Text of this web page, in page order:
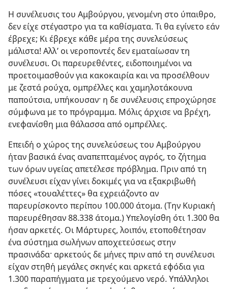
Η συνέλευσις του Αμβούργου, γενομένη στο ύπαιθρο,
δεν είχε στέγαστρο για τα καθίσματα. Τι θα εγίνετο εάν
έβρεχε; Κι έβρεχε κάθε μέρα της συνελεύσεως
μάλιστα! Αλλ’ οι νεροποντές δεν εματαίωσαν τη
συνέλευσι. Οι παρευρεθέντες, ειδοποιημένοι να
προετοιμασθούν για κακοκαιρία και να προσέλθουν
με ζεστά ρούχα, ομπρέλλες και χαμηλοτάκουνα
παπούτσια, υπήκουσαν· η δε συνέλευσις επροχώρησε
σύμφωνα με το πρόγραμμα. Μόλις άρχισε να βρέχη,
ενεφανίσθη μια θάλασσα από ομπρέλλες.
Επειδή ο χώρος της συνελεύσεως του Αμβούργου
ήταν βασικά ένας αναπεπταμένος αγρός, το ζήτημα
των όρων υγείας απετέλεσε πρόβλημα. Πριν από τη
συνέλευσι είχαν γίνει δοκιμές για να εξακριβωθή
πόσες «τουαλέττες» θα εχρειάζοντο αν
παρευρίσκοντο περίπου 100.000 άτομα. (Την Κυριακή
παρευρέθησαν 88.338 άτομα.) Υπελογίσθη ότι 1.300 θα
ήσαν αρκετές. Οι Μάρτυρες, λοιπόν, ετοποθέτησαν
ένα σύστημα σωλήνων αποχετεύσεως στην
πρασινάδα· αρκετούς δε μήνες πριν από τη συνέλευσι
είχαν στηθή μεγάλες σκηνές και αρκετά εφόδια για
1.300 παραπήγματα με τρεχούμενο νερό. Υπάλληλοι